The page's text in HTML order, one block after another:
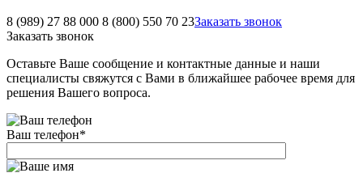
8 (989) 27 88 000 8 (800) 550 70 23Заказать звонок
Заказать звонок
Оставьте Ваше сообщение и контактные данные и наши
специалисты свяжутся с Вами в ближайшее рабочее время для
решения Вашего вопроса.
Ваш телефон*